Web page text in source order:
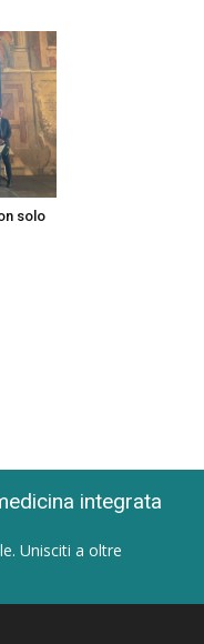
solo
integrata
Unisciti a oltre